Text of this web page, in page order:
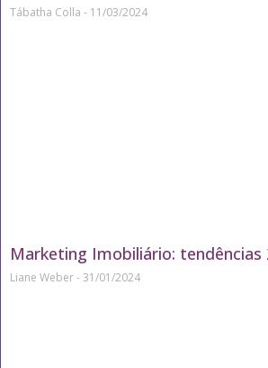
Tábatha Colla 11/03/2024
Marketing Imobiliário: tendências
Liane Weber 31/01/2024